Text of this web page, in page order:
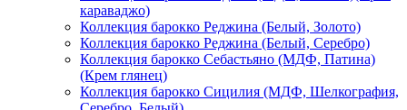
караваджо)
Коллекция барокко Реджина (Белый, Золото)
Коллекция барокко Реджина (Белый, Серебро)
Коллекция барокко Себастьяно (МДФ, Патина)
(Крем глянец)
Коллекция барокко Сицилия (МДФ, Шелкография,